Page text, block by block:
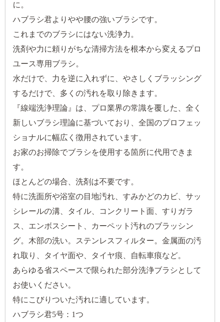
に。
ハブラシ君よりやや腰の強いブラシです。
これまでのブラシにはない洗浄力。
洗剤や力に頼りがちな清掃方法を根本から変えるプロ
ユース専用ブラシ。
水だけで、力を逆に入れずに、やさしくブラッシング
するだけで、多くの汚れを取り除きます。
『線端洗浄理論』は、プロ業界の常識を覆した、全く
新しいブラシ理論に基づいており、全国のプロフェッ
ショナルに幅広く徴用されています。
お家のお掃除でブラシを使用する箇所に代用できま
す。
ほとんどの場合、洗剤は不要です。
特に洗面所や浴室の目地汚れ、すみかどのカビ、サッ
シレールの溝、タイル、コンクリート面、すりガラ
ス、エンボスシート、カーペット汚れのブラッシン
グ。木部の洗い。ステンレスフィルター。金属面の汚
れ取り、タイヤ面や、タイヤ痕、自転車痕など。
あらゆる省スペースで限られた部分洗浄ブラシとして
お使いください。
特にこびりついた汚れに適しています。
ハブラシ君5号：1つ